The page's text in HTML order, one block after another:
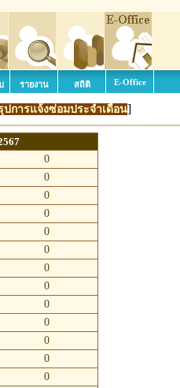
รายงาน สถิติ E-Office
ปการแจ้งซ่อมประจำเดือน]
0
0
0
0
0
0
0
0
0
0
0
0
0